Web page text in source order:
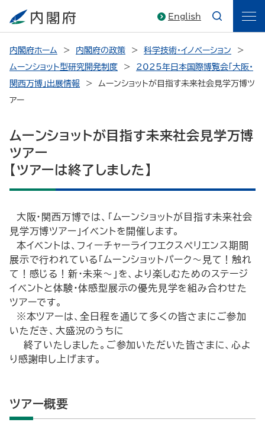
English
内閣府ホーム 内閣府の政策
科学技術・イノベーション
ムーンショット型研究開発制度
2025年日本国際博覧会「大阪・
関西万博」出展情報
ムーンショットが目指す未来社会見学万博ツ
アー
ムーンショットが目指す未来社会見学万博
ツアー
【ツアーは終了しました】
大阪・関西万博では、「ムーンショットが目指す未来社会
見学万博ツアー」イベントを開催します。
本イベントは、フィーチャーライフエクスペリエンス期間
展示で行われている「ムーンショットパーク～見て！触れ
て！感じる！新・未来～」を、より楽しむためのステージ
イベントと体験・体感型展示の優先見学を組み合わせた
ツアーです。
※本ツアーは、全日程を通じて多くの皆さまにご参加
いただき、大盛況のうちに
終了いたしました。ご参加いただいた皆さまに、心よ
り感謝申し上げます。
ツアー概要